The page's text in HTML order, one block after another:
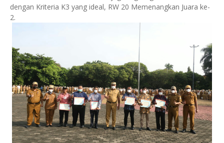
dengan Kriteria K3 yang ideal, RW 20 Memenangkan Juara ke-
2.